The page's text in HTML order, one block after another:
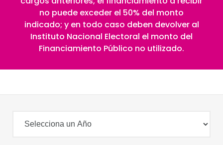
no puede exceder el 50% del monto
indicado; y en todo caso deben devolver al
Instituto Nacional Electoral el monto del
Financiamiento Público no utilizado.